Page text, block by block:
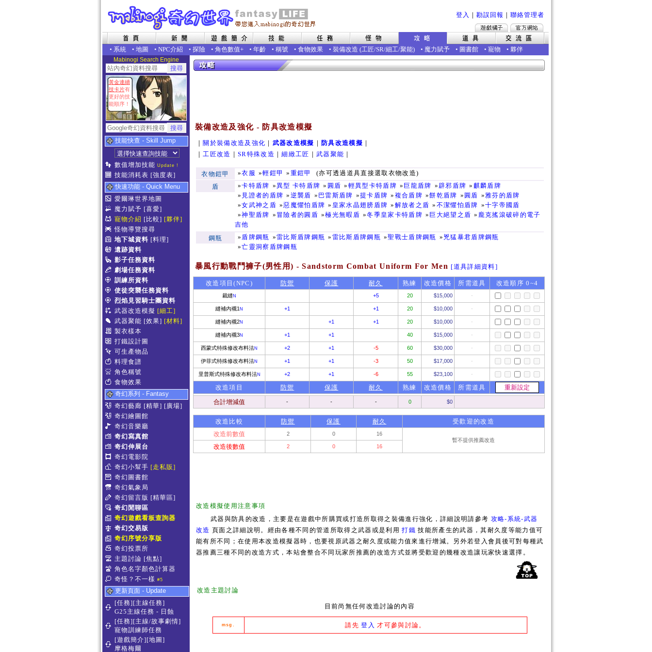
登入 ｜ 勘誤回報 ｜ 聯絡管理者
• 系統 • 地圖 • NPC介紹 • 探險 • 角色數值+ • 年齡 • 稱號 • 食物效果 • 裝備改造 (工匠/SR/細工/聚能) • 魔力賦予 • 圖書館 • 寵物 • 夥伴
Mabinogi Search Engine
黃金連續
技卡片有
更好的技
能順序！
技能快查 - Skill Jump
數值增加技能 Update !
技能消耗表 [強度表]
快速功能 - Quick Menu
愛爾琳世界地圖
魔力賦予 [喜愛]
寵物介紹 [比較] [夥伴]
怪物導覽搜尋
地下城資料 [料理]
遺跡資料
影子任務資料
劇場任務資料
訓練所資料
使徒突襲任務資料
烈焰見習騎士團資料
武器改造模擬 [細工]
武器聚能 [效果] [材料]
製衣樣本
打鐵設計圖
可生產物品
料理食譜
角色稱號
食物效果
奇幻系列 - Fantasy
奇幻藝廊 [精華] [廣場]
奇幻繪圖館
奇幻音樂廳
奇幻寫真館
奇幻伸展台
奇幻電影院
奇幻小幫手 [走私販]
奇幻圖書館
奇幻氣象局
奇幻留言版 [精華區]
奇幻閒聊區
奇幻遊戲看板查詢器
奇幻交易版
奇幻序號分享版
奇幻投票所
主題討論 [焦點]
角色名字顏色計算器
奇怪？不一樣 #5
更新頁面 - Update
[任務][主線任務]
G25主線任務 - 日蝕
[任務][主線/故事劇情]
寵物訓練師任務
[遊戲簡介][地圖]
摩格梅爾
裝備改造及強化 - 防具改造模擬
｜ 關於裝備改造及強化 ｜ 武器改造模擬 ｜ 防具改造模擬 ｜
｜工匠改造 ｜SR特殊改造 ｜細緻工匠 ｜武器聚能 ｜
衣物鎧甲 »衣服 »輕鎧甲 » 重鎧甲
(亦可透過道具直接選取衣物改造)
盾
»卡特盾牌 »異型 卡特盾牌 » 圓盾 » 輕異型卡特盾牌 » 巨龍盾牌 » 辟邪盾牌 » 麒麟盾牌
» 見證者的盾牌 » 逆襲盾 » 巴雷斯盾牌 »提卡盾牌 » 複合盾牌 »餅乾盾牌 » 圓盾 »雅芬的盾牌
»女武神之盾 »惡魔懼怕盾牌 » 皇家水晶翅膀盾牌 » 解放者之盾 » 不潔懼怕盾牌 »十字帝國盾
»神聖盾牌 » 冒險者的圓盾 »極光無暇盾 »冬季皇家卡特盾牌 » 巨大絕望之盾 » 龐克搖滾破碎的電子
吉他
鋼瓶
» 盾牌鋼瓶 »雷比斯盾牌鋼瓶 » 雷比斯盾牌鋼瓶 »聖戰士盾牌鋼瓶 » 兇猛暴君盾牌鋼瓶
»亡靈洞察盾牌鋼瓶
暴風行動戰鬥褲子(男性用) - Sandstorm Combat Uniform For Men [道具詳細資料]
改造項目(NPC) 防禦 保護 耐久 熟練 改造價格 所需道具 改造順序 0~4
裁縫N +5 20 $15,000 -
縫補內襯1 N +1 +1 20 $10,000 -
縫補內襯2N +1 +1 20 $10,000 -
縫補內襯3N +1 +1 40 $15,000 -
西蒙式特殊修改布料法N +2 +1 -5 60 $30,000 -
伊菲式特殊修改布料法N +1 +1 -3 50 $17,000 -
里普斯式特殊修改布料法N +2 +1 -6 55 $23,100 -
改造項目 防禦 保護 耐久 熟練 改造價格
所需道具
合計增減值
- - - 0 $0
改造比較 防禦 保護 耐久
受歡迎的改造
改造前數值
2 0
16
暫不提供推薦改造
改造後數值 2 0 16
改造模擬使用注意事項
武器與防具的改造，主要是在遊戲中所購買或打造所取得之裝備進行強化，詳細說明請參考 攻略-系統-武器
改造 頁面之詳細說明。經由各種不同的管道所取得之武器或是利用打鐵 技能所產生的武器，其耐久度等能力值可
能有所不同；在使用本改造模擬器時，也要視原武器之耐久度或能力值來進行增減。另外若登入會員後可對每種武
器推薦三種不同的改造方式，本站會整合不同玩家所推薦的改造方式並將受歡迎的幾種改造讓玩家快速選擇。
改造主題討論
目前尚無任何改造討論的內容
msg. 請先登入 才可參與討論。